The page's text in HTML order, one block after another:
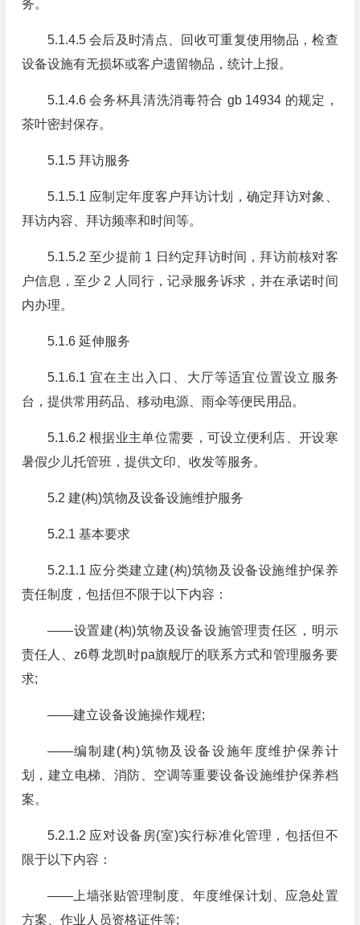
务。
5.1.4.5 会后及时清点、回收可重复使用物品，检查
设备设施有无损坏或客户遗留物品，统计上报。
5.1.4.6 会务杯具清洗消毒符合 gb 14934 的规定，
茶叶密封保存。
5.1.5 拜访服务
5.1.5.1 应制定年度客户拜访计划，确定拜访对象、
拜访内容、拜访频率和时间等。
5.1.5.2 至少提前 1 日约定拜访时间，拜访前核对客
户信息，至少 2 人同行，记录服务诉求，并在承诺时间
内办理。
5.1.6 延伸服务
5.1.6.1 宜在主出入口、大厅等适宜位置设立服务
台，提供常用药品、移动电源、雨伞等便民用品。
5.1.6.2 根据业主单位需要，可设立便利店、开设寒
暑假少儿托管班，提供文印、收发等服务。
5.2 建(构)筑物及设备设施维护服务
5.2.1 基本要求
5.2.1.1 应分类建立建(构)筑物及设备设施维护保养
责任制度，包括但不限于以下内容：
——设置建(构)筑物及设备设施管理责任区，明示
责任人、z6尊龙凯时pa旗舰厅的联系方式和管理服务要
求;
——建立设备设施操作规程;
——编制建(构)筑物及设备设施年度维护保养计
划，建立电梯、消防、空调等重要设备设施维护保养档
案。
5.2.1.2 应对设备房(室)实行标准化管理，包括但不
限于以下内容：
——上墙张贴管理制度、年度维保计划、应急处置
方案、作业人员资格证件等;